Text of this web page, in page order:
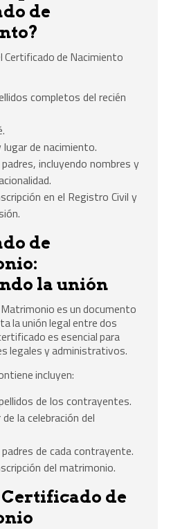
de
Certificado de Nacimiento
completos del recién
lugar de nacimiento.
incluyendo nombres y
en el Registro Civil y
de
la unión
es un documento
la unión legal entre dos
es esencial para
legales y administrativos.
incluyen:
de los contrayentes.
la celebración del
de cada contrayente.
del matrimonio.
Certificado de